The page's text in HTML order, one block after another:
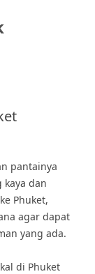
pantainya
kaya dan
Phuket,
agar dapat
yang ada.
di Phuket